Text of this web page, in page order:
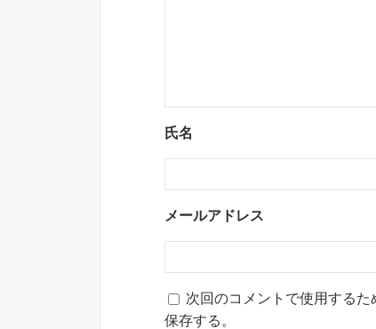
氏名
メールアドレス
次回のコメントで使用する
保存する。